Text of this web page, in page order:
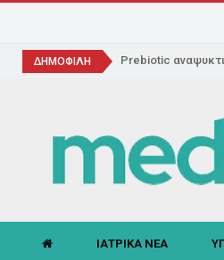
ΔΗΜΟΦΙΛΗ Prebiotic
ΙΑΤΡΙΚΑ ΝΕΑ